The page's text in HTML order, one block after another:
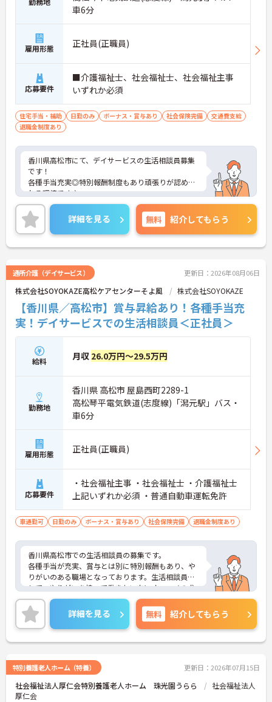
車6分
雇用形態 正社員(正職員)
応募要件
■介護福祉士、社会福祉士、社会福祉主事
いずれか必須
住宅手当・補助 日勤のみ ボーナス・賞与あり 社会保険完備
交通費支給
退職金制度あり
香川県高松市にて、デイサービスの生活相談員募集
です！
各種手当充実◎特別報酬制度もあり頑張りが認めら
れる環境です♪
ご興味のある方には、面接対策ポイントなどさらに
詳細をお話いたしますので、お気軽にご相談くださ
い。
詳細を見る 無料 紹介してもらう
通所介護（デイサービス） 更新日：2026年08月06日
株式会社SOYOKAZE高松ケアセンターそよ風 株式会社SOYOKAZE
【香川県／高松市】賞与昇給あり！各種手当充
実！デイサービスでの生活相談員＜正社員＞
給料 月収 26.0万円～29.5万円
勤務地
香川県 高松市 屋島西町2289-1
高松琴平電気鉄道(志度線)「潟元駅」バス・
車6分
雇用形態 正社員(正職員)
応募要件
・社会福祉主事 ・社会福祉士 ・介護福祉士
上記いずれか必須 ・普通自動車運転免許
車通勤可 日勤のみ ボーナス・賞与あり 社会保険完備 退職金制度あり
香川県高松市での生活相談員の募集です。
各種手当が充実、賞与とは別に特別報酬もあり、や
りがいのある職場となっております。生活相談員と
して、やりがいを持って働きたい方にオススメの求
人です。ご興味のある方は面接のポイントをお伝え
しますので、お気軽にお問い合わせください。
詳細を見る 無料 紹介してもらう
特別養護老人ホーム（特養） 更新日：2026年07月15日
社会福祉法人厚仁会特別養護老人ホーム 珠光園うらら
社会福祉法人
厚仁会